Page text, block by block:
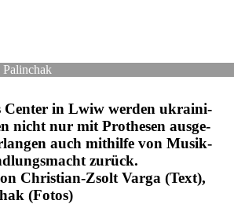
Center in Lwiw werden ukrai­ni­
nicht nur mit Pro­the­sen aus­ge­
auch mit­hilfe von Musik­
zurück.
Chris­tian-Zsolt Varga (Text),
(Fotos)